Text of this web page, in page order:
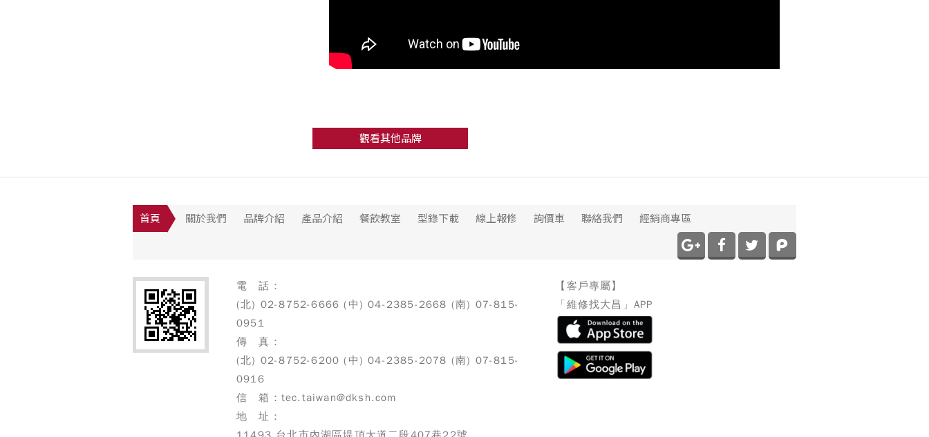
觀看其他品牌
首頁 關於我們 品牌介紹 產品介紹 餐飲教室 型錄下載 線上報修 詢價車 聯絡我們 經銷商專區
電 話：
(北) 02-8752-6666 (中) 04-2385-2668 (南) 07-815-
0951
傳 真：
(北) 02-8752-6200 (中) 04-2385-2078 (南) 07-815-
0916
信 箱：tec.taiwan@dksh.com
地 址：
【客戶專屬】
「維修找大昌」APP